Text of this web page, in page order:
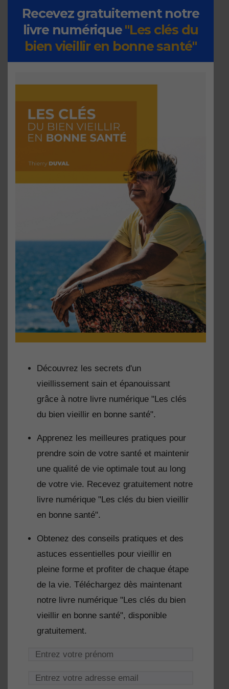
Recevez gratuitement notre
livre numérique "Les clés du
bien vieillir en bonne santé"
Découvrez les secrets d'un
vieillissement sain et épanouissant
grâce à notre livre numérique "Les clés
du bien vieillir en bonne santé".
Apprenez les meilleures pratiques pour
prendre soin de votre santé et maintenir
une qualité de vie optimale tout au long
de votre vie. Recevez gratuitement notre
livre numérique "Les clés du bien vieillir
en bonne santé".
Obtenez des conseils pratiques et des
astuces essentielles pour vieillir en
pleine forme et profiter de chaque étape
de la vie. Téléchargez dès maintenant
notre livre numérique "Les clés du bien
vieillir en bonne santé", disponible
gratuitement.